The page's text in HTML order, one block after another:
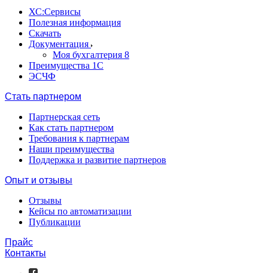
ХС:Сервисы
Полезная информация
Скачать
Документация
Моя бухгалтерия 8
Преимущества 1С
ЭСЧФ
Стать партнером
Партнерская сеть
Как стать партнером
Требования к партнерам
Наши преимущества
Поддержка и развитие партнеров
Опыт и отзывы
Отзывы
Кейсы по автоматизации
Публикации
Прайс
Контакты